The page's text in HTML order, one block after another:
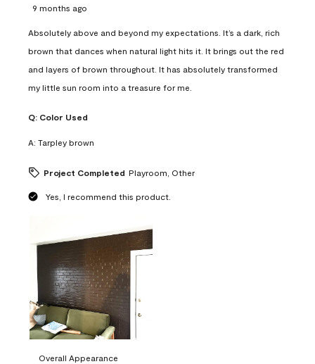
9 months ago
Absolutely above and beyond my expectations. It’s a dark, rich
brown that dances when natural light hits it. It brings out the red
and layers of brown throughout. It has absolutely transformed
my little sun room into a treasure for me.
Q: Color Used
A: Tarpley brown
Project Completed Playroom, Other
Yes, I recommend this product.
Overall Appearance